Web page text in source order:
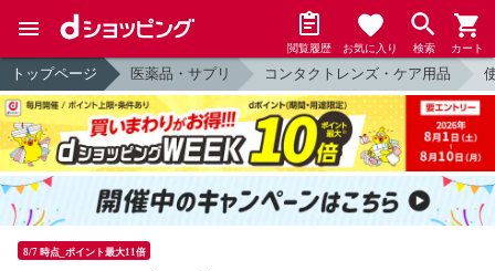
閲覧履歴 お気に入り 検索 カート
トップページ 医薬品・サプリ コンタクトレンズ・ケア用品
8/7 時点_ポイント最大11倍